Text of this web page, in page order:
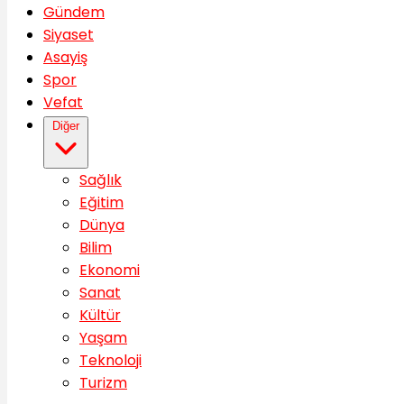
Gündem
Siyaset
Asayiş
Spor
Vefat
Diğer
Sağlık
Eğitim
Dünya
Bilim
Ekonomi
Sanat
Kültür
Yaşam
Teknoloji
Turizm